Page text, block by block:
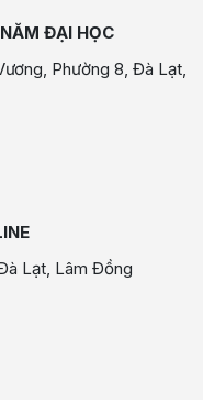
ĐẠI HỌC
Phường 8, Đà Lạt,
Lạt, Lâm Đồng